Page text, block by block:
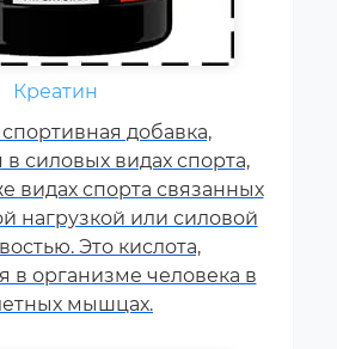
Креатин
добавка,
силовых видах спорта,
видах спорта связанных
нагрузкой или силовой
Это кислота,
в организме человека в
мышцах.
каждому
В, карнитин –
витамины С, D, E, F.
тренировки,
и психологические
суточную норму
минералов в 1,5-2